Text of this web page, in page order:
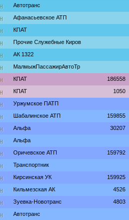
Автотранс
Афанасьевское АТП
КПАТ
Прочие Служебные Киров
АК 1322
МалмыжПассажирАвтоТр
КПАТ 186558
КПАТ 1050
Уржумское ПАТП
Шабалинское АТП 159855
Альфа 30207
Альфа
Оричевское АТП 159792
Транспортник
Кирсинская УК 159925
Кильмезская АК 4526
Зуевка-Новотранс 4803
Автотранс